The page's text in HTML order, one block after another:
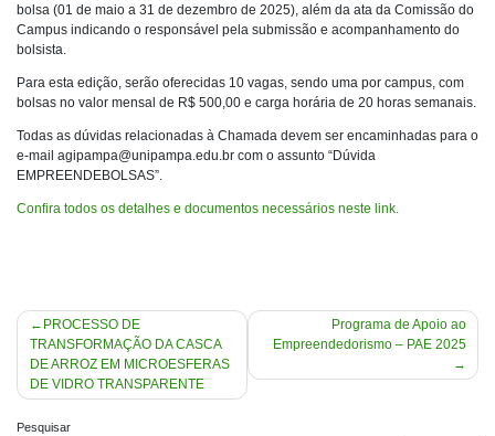
bolsa (01 de maio a 31 de dezembro de 2025), além da ata da Comissão do
Campus indicando o responsável pela submissão e acompanhamento do
bolsista.
Para esta edição, serão oferecidas 10 vagas, sendo uma por campus, com
bolsas no valor mensal de R$ 500,00 e carga horária de 20 horas semanais.
Todas as dúvidas relacionadas à Chamada devem ser encaminhadas para o
e-mail agipampa@unipampa.edu.br com o assunto “Dúvida
EMPREENDEBOLSAS”.
Confira todos os detalhes e documentos necessários neste link.
Navegação
de
Post
PROCESSO DE
TRANSFORMAÇÃO DA CASCA
DE ARROZ EM MICROESFERAS
DE VIDRO TRANSPARENTE
Programa de Apoio ao
Empreendedorismo – PAE 2025
Pesquisar